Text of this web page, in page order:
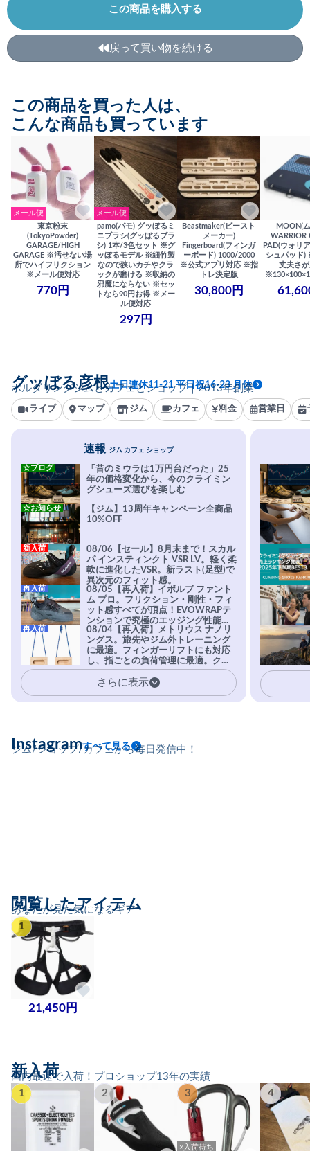
この商品を購入する
戻って買い物を続ける
この商品を買った人は、
こんな商品も買っています
メール便
東京粉末
(TokyoPowder)
GARAGE/HIGH
GARAGE ※汚せない場
所でハイフリクション
※メール便対応
770円
メール便
pamo(パモ) グッぼるミ
ニブラシ(グッぼるブラ
シ) 1本/3色セット ※グ
ッぼるモデル ※細竹製
なので狭いカチやクラ
ックが磨ける ※収納の
邪魔にならない ※セッ
トなら90円お得 ※メー
ル便対応
297円
Beastmaker(ビースト
メーカー)
Fingerboard(フィンガ
ーボード) 1000/2000
※公式アプリ対応 ※指
トレ決定版
30,800円
MOON(
WARRIOR
PAD(ウォリ
シュパッド)
丈夫さ
ボルダリングジムとカフェとショップ｜2013年創業
グッぼる彦根土日連休11-21 平日祝16-23 月休
ライブ マップ ジム カフェ 料金 営業日
速報 ジム カフェ ショップ
「昔のミウラは1万円台だった」25
年の価格変化から、今のクライミン
グシューズ選びを楽しむ
☆ブログ
【ジム】13周年キャンペーン全商品
10%OFF
☆お知らせ
08/06【セール】8月末まで！スカル
パ インスティンクト VSR LV。軽く柔
軟に進化したVSR。新ラスト(足型)で
異次元のフィット感。
新入荷
08/05【再入荷】イボルブ ファント
ム プロ。フリクション・剛性・フィ
ット感すべてが頂点！EVOWRAPテ
ンションで究極のエッジング性能を
実現。進化系ラバーEvo-74はTRAX
を凌駕する粘着力で極小ホールドに
安心感。
再入荷
08/04【再入荷】メトリウス ナノリ
ングス。旅先やジム外トレーニング
に最適。フィンガーリフトにも対応
し、指ごとの負荷管理に最適。クラ
イマーの指を本気で鍛えるギア。
再入荷
さらに表示
ジム/ショップ/カフェから毎日発信中！
Instagramすべて見る
あなたが見た気になるギア
閲覧したアイテム
1
21,450円
国内最速で入荷！プロショップ13年の実績
新入荷
1 2 3
×入荷待ち
4